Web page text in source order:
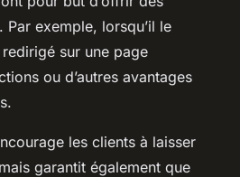
exemple, lorsqu’il le
sur une page
ou d’autres avantages
les clients à laisser
garantit également que